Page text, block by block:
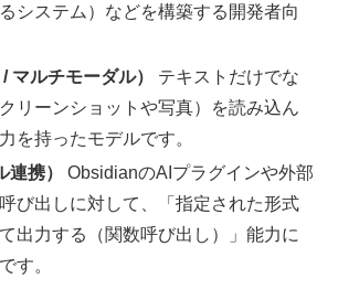
システム）などを構築する開発者向
マルチモーダル）
テキストだけでな
リーンショットや写真）を読み込ん
を持ったモデルです。
携）
ObsidianのAIプラグインや外部
び出しに対して、「指定された形式
出力する（関数呼び出し）」能力に
す。